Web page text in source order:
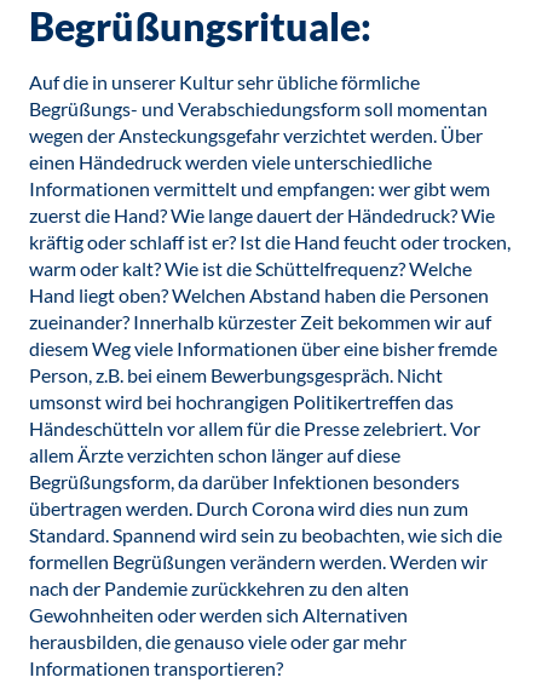
Begrüßungsrituale:
Auf die in unserer Kultur sehr übliche förmliche
Begrüßungs- und Verabschiedungsform soll momentan
wegen der Ansteckungsgefahr verzichtet werden. Über
einen Händedruck werden viele unterschiedliche
Informationen vermittelt und empfangen: wer gibt wem
zuerst die Hand? Wie lange dauert der Händedruck? Wie
kräftig oder schlaff ist er? Ist die Hand feucht oder trocken,
warm oder kalt? Wie ist die Schüttelfrequenz? Welche
Hand liegt oben? Welchen Abstand haben die Personen
zueinander? Innerhalb kürzester Zeit bekommen wir auf
diesem Weg viele Informationen über eine bisher fremde
Person, z.B. bei einem Bewerbungsgespräch. Nicht
umsonst wird bei hochrangigen Politikertreffen das
Händeschütteln vor allem für die Presse zelebriert. Vor
allem Ärzte verzichten schon länger auf diese
Begrüßungsform, da darüber Infektionen besonders
übertragen werden. Durch Corona wird dies nun zum
Standard. Spannend wird sein zu beobachten, wie sich die
formellen Begrüßungen verändern werden. Werden wir
nach der Pandemie zurückkehren zu den alten
Gewohnheiten oder werden sich Alternativen
herausbilden, die genauso viele oder gar mehr
Informationen transportieren?